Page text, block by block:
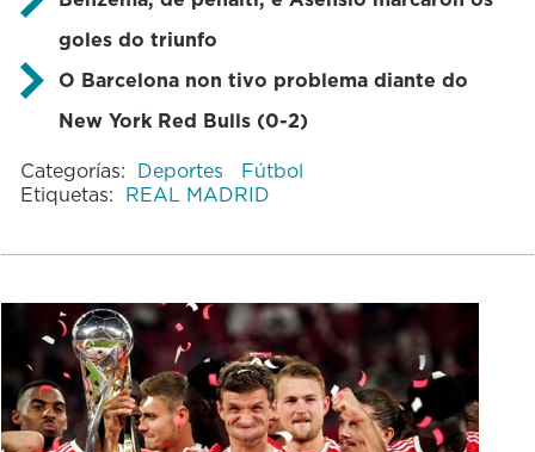
goles do triunfo
O Barcelona non tivo problema diante do
New York Red Bulls (0-2)
Categorías: Deportes
Fútbol
Etiquetas: REAL MADRID